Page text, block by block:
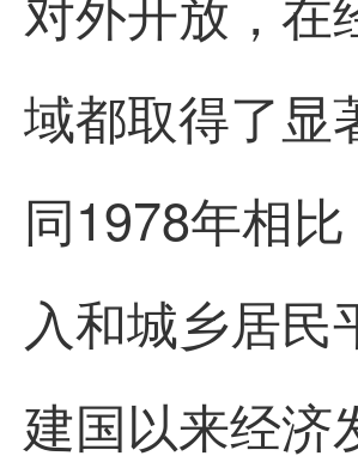
域都取得了显
同1978年相
入和城乡居
建国以来经济